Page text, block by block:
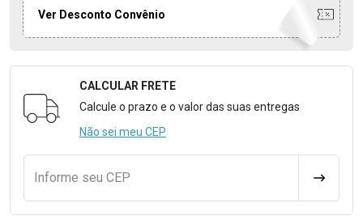
Ver Desconto Convênio
Formulário para Calcular o Frete
CALCULAR FRETE
Calcule o prazo e o valor das suas entregas
Não sei meu CEP
Informe seu CEP